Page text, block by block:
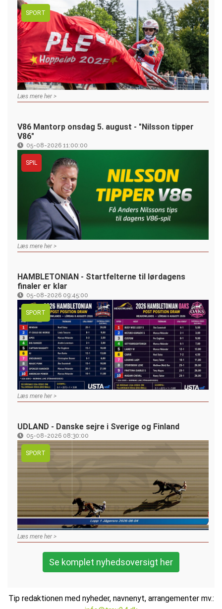
SPORT
Læs mere her >
V86 Mantorp onsdag 5. august - "Nilsson tipper
V86"
05-08-2026 11:00:00
SPIL
Læs mere her >
HAMBLETONIAN - Startfelterne til lørdagens
finaler er klar
05-08-2026 09:45:00
SPORT
Læs mere her >
UDLAND - Danske sejre i Sverige og Finland
05-08-2026 08:30:00
SPORT
Læs mere her >
Se komplet nyhedsoversigt her
Tip redaktionen med nyheder, navnenyt, arrangementer mv.: